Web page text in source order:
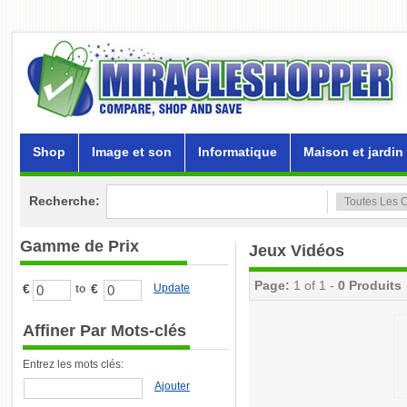
Shop Image et son Informatique Maison et jardin
Recherche:
Gamme de Prix
€ to € Update
Affiner Par Mots-clés
Entrez les mots clés:
Ajouter
Jeux Vidéos
Page: 1 of 1 - 0 Produits